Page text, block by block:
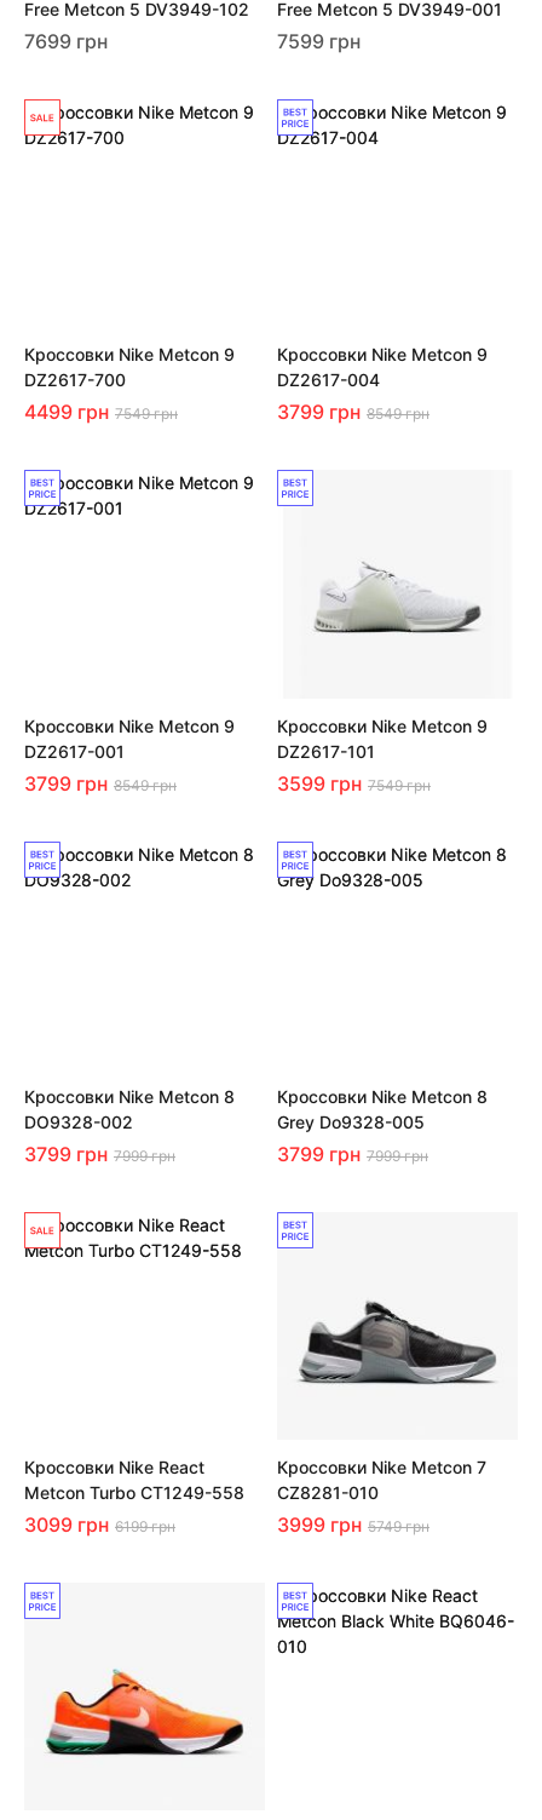
Free Metcon 5 DV3949-102
7699 грн
Free Metcon 5 DV3949-001
7599 грн
Кроссовки Nike Metcon 9
DZ2617-700
4499 грн 7549 грн
Кроссовки Nike Metcon 9
DZ2617-004
3799 грн 8549 грн
Кроссовки Nike Metcon 9
DZ2617-001
3799 грн 8549 грн
Кроссовки Nike Metcon 9
DZ2617-101
3599 грн 7549 грн
Кроссовки Nike Metcon 8
DO9328-002
3799 грн 7999 грн
Кроссовки Nike Metcon 8
Grey Do9328-005
3799 грн 7999 грн
Кроссовки Nike React
Metcon Turbo CT1249-558
3099 грн 6199 грн
Кроссовки Nike Metcon 7
CZ8281-010
3999 грн 5749 грн